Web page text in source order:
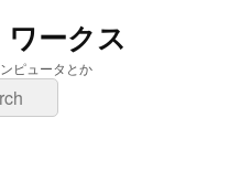
ークス
ピュータとか